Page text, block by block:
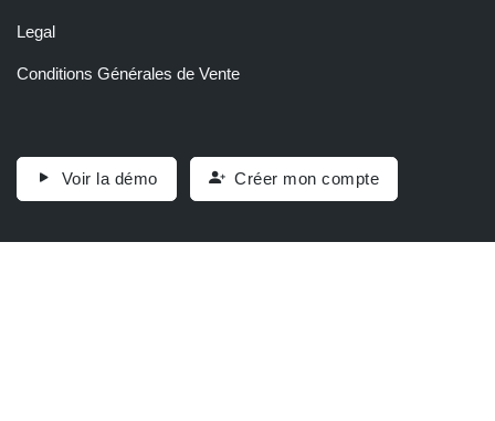
Legal
Conditions Générales de Vente
Voir la démo Créer mon compte